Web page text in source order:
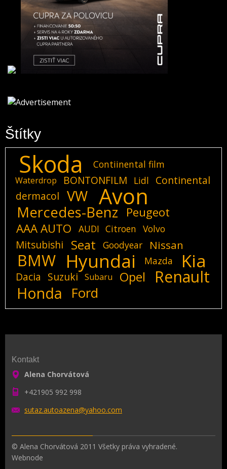
Štítky
Skoda Contiinental film
Waterdrop BONTONFILM Lidl
Continental
dermacol
VW Avon
Mercedes-Benz
Peugeot
AAA AUTO
AUDI Citroen Volvo
Mitsubishi Seat Goodyear Nissan
BMW Hyundai Mazda Kia
Dacia Suzuki Subaru Opel Renault
Honda Ford
Kontakt
Alena Chorvátová
+421905 992 998
sutaz.autoazena@yahoo.com
© Alena Chorvátová 2011 Všetky práva vyhradené.
Webnode